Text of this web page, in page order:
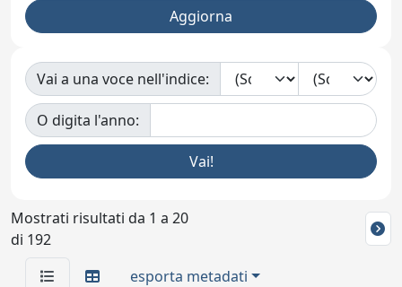
Vai a una voce nell'indice:
O digita l'anno:
Mostrati risultati da 1 a 20
di 192
esporta metadati